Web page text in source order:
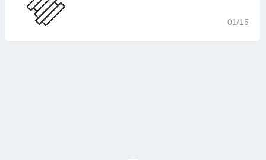
01/15